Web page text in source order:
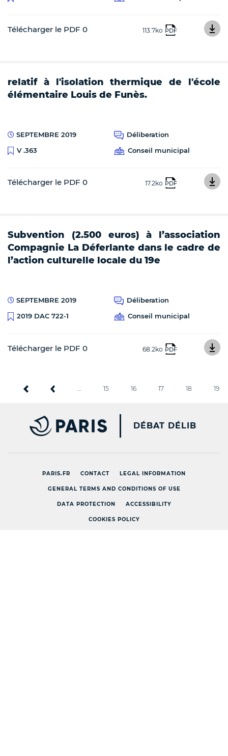
Télécharger le PDF 0 113.7ko PDF
relatif à l'isolation thermique de l'école
élémentaire Louis de Funès.
SEPTEMBRE 2019
Déliberation
V .363
Conseil municipal
Télécharger le PDF 0 17.2ko PDF
Subvention (2.500 euros) à l’association
Compagnie La Déferlante dans le cadre de
l’action culturelle locale du 19e
SEPTEMBRE 2019
Déliberation
2019 DAC 722-1
Conseil municipal
Télécharger le PDF 0 68.2ko PDF
... 15 16 17 18 19
PARIS.FR [NEW
DÉBAT DÉLIB
PARIS.FR CONTACT LEGAL INFORMATION
GENERAL TERMS AND CONDITIONS OF USE
DATA PROTECTION ACCESSIBILITY
COOKIES POLICY